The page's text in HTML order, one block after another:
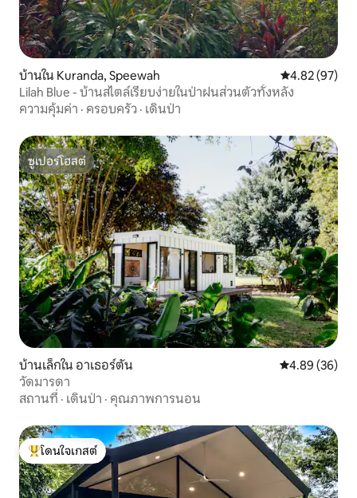
บ้านใน Kuranda, Speewah คะแนนเฉลี่ย
4.82 (97)
Lilah Blue - บ้านสไตล์เรียบง่ายในป่าฝนส่วนตัวทั้งหลัง
ความคุ้มค่า · ครอบครัว · เดินป่า
ซูเปอร์โฮสต์
ซูเปอร์โฮสต์
บ้านเล็กใน อาเธอร์ตัน คะแนนเฉลี่ย
4.89 (36)
วัดมารดา
สถานที่ · เดินป่า · คุณภาพการนอน
โดนใจเกสต์ที่สุด
โดนใจเกสต์